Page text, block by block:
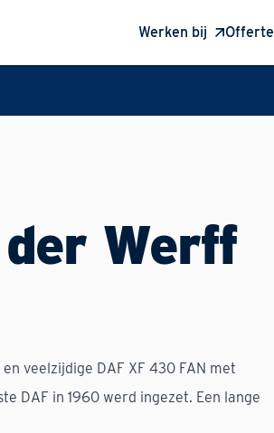
Werken bij Offerte
Werff
veelzijdige DAF XF 430 FAN met
DAF in 1960 werd ingezet. Een lange